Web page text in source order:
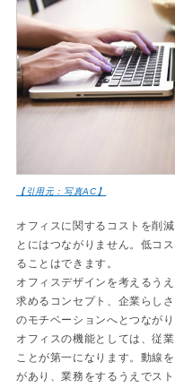
【引用元：写真AC】
オフィスに関するコストを削
とにはつながりません。低コ
ることはできます。
オフィスデザインを考えるう
求めるコンセプト、企業らし
のモチベーションへとつながり
オフィスの機能としては、従
ことが第一になります。動線
があり、業務をするうえでス